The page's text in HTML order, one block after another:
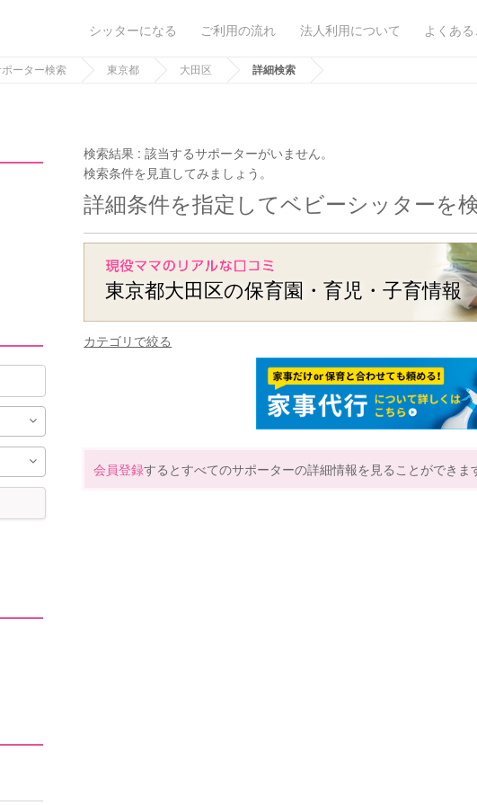
シッターになる ご利用の流れ 法人利用について よくあ
ーター検索 東京都 大田区 詳細検索
検索結果 :該当するサポーターがいません。
検索条件を見直してみましょう。
詳細条件を指定してベビーシッターを
東京都大田区の保育園・育児・子育情報
カテゴリで絞る
会員登録するとすべてのサポーターの詳細情報を見ることができま